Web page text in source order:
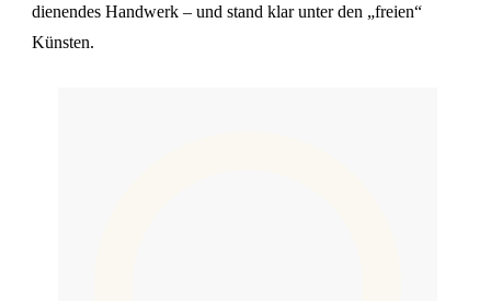
dienendes Handwerk – und stand klar unter den „freien“
Künsten.